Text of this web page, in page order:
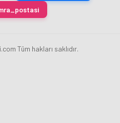
Tüm hakları saklıdır.